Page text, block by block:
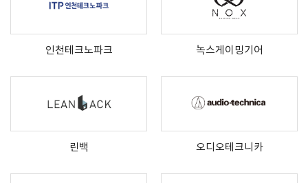
인천테크노파크 녹스게이밍기어
린백 오디오테크니카